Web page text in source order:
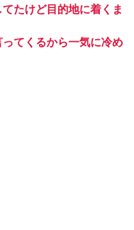
たけど目的地に着くま
てくるから一気に冷め